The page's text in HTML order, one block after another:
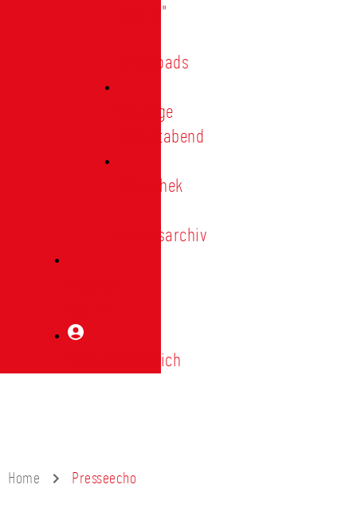
"digital"
Downloads
Vorträge
Heimatabend
Bibliothek
Vereinsarchiv
Mitgliederbereich
Home Presseecho